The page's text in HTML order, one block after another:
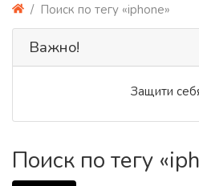
Поиск по тегу «iphone»
Важно!
Защити себя
Поиск по тегу